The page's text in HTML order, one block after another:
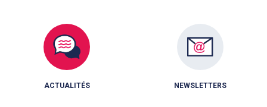
ACTUALITÉS NEWSLETTERS